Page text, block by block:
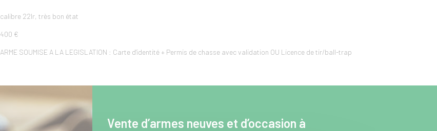
calibre 22lr, très bon état
400 €
ARME SOUMISE A LA LEGISLATION : Carte d'identité + Permis de chasse avec validation OU Licence de tir/ball-trap
Vente d’armes neuves et d’occasion à